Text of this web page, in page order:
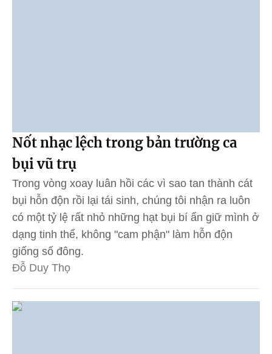
Nốt nhạc lệch trong bản trường ca
bụi vũ trụ
Trong vòng xoay luân hồi các vì sao tan thành cát
bụi hỗn độn rồi lại tái sinh, chúng tôi nhận ra luôn
có một tỷ lệ rất nhỏ những hạt bụi bí ẩn giữ mình ở
dạng tinh thể, không "cam phận" làm hỗn độn
giống số đông.
Đỗ Duy Thọ